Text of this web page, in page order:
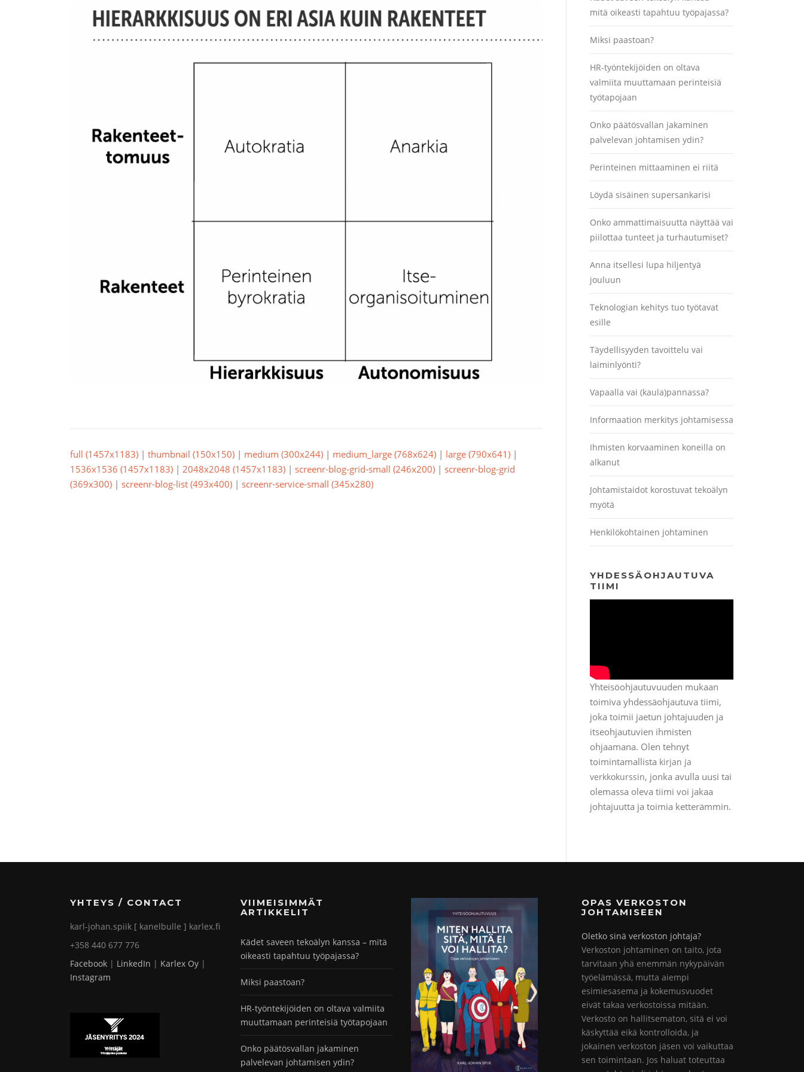
full (1457x1183) | thumbnail (150x150) | medium (300x244) | medium_large (768x624) | large (790x641) |
1536x1536 (1457x1183) | 2048x2048 (1457x1183) | screenr-blog-grid-small (246x200) | screenr-blog-grid
(369x300) | screenr-blog-list (493x400) | screenr-service-small (345x280)
mitä oikeasti tapahtuu työpajassa?
Miksi paastoan?
HR-työntekijöiden on oltava
valmiita muuttamaan perinteisiä
työtapojaan
Onko päätösvallan jakaminen
palvelevan johtamisen ydin?
Perinteinen mittaaminen ei riitä
Löydä sisäinen supersankarisi
Onko ammattimaisuutta näyttää vai
piilottaa tunteet ja turhautumiset?
Anna itsellesi lupa hiljentyä
jouluun
Teknologian kehitys tuo työtavat
esille
Täydellisyyden tavoittelu vai
laiminlyönti?
Vapaalla vai (kaula)pannassa?
Informaation merkitys johtamisessa
Ihmisten korvaaminen koneilla on
alkanut
Johtamistaidot korostuvat tekoälyn
myötä
Henkilökohtainen johtaminen
YHDESSÄOHJAUTUVA
TIIMI
Yhteisöohjautuvuuden mukaan
toimiva yhdessäohjautuva tiimi,
joka toimii jaetun johtajuuden ja
itseohjautuvien ihmisten
ohjaamana. Olen tehnyt
toimintamallista kirjan ja
verkkokurssin, jonka avulla uusi tai
olemassa oleva tiimi voi jakaa
johtajuutta ja toimia ketterämmin.
YHTEYS / CONTACT
karl-johan.spiik [ kanelbulle ] karlex.fi
+358 440 677 776
Facebook | LinkedIn | Karlex Oy |
Instagram
VIIMEISIMMÄT
ARTIKKELIT
Kädet saveen tekoälyn kanssa – mitä
oikeasti tapahtuu työpajassa?
Miksi paastoan?
HR-työntekijöiden on oltava valmiita
muuttamaan perinteisiä työtapojaan
Onko päätösvallan jakaminen
palvelevan johtamisen ydin?
OPAS VERKOSTON
JOHTAMISEEN
Oletko sinä verkoston johtaja?
Verkoston johtaminen on taito, jota
tarvitaan yhä enemmän nykypäivän
työelämässä, mutta aiempi
esimiesasema ja kokemusvuodet
eivät takaa verkostoissa mitään.
Verkosto on hallitsematon, sitä ei voi
käskyttää eikä kontrolloida, ja
jokainen verkoston jäsen voi vaikuttaa
sen toimintaan. Jos haluat toteuttaa